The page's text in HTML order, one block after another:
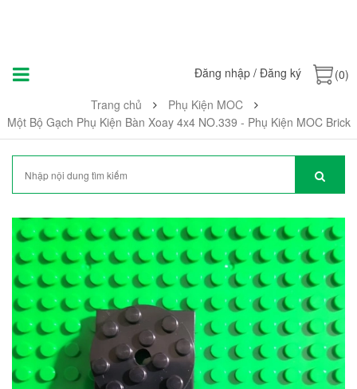
Đăng nhập / Đăng ký
(0)
Trang chủ
Phụ Kiện MOC
Một Bộ Gạch Phụ Kiện Bàn Xoay 4x4 NO.339 - Phụ Kiện MOC Brick